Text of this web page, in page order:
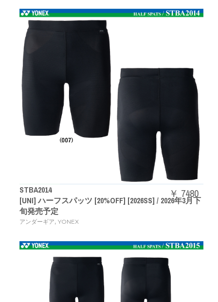
STBA2014
[UNI] ハーフスパッツ [20%OFF] [2026SS] / 2026年3月下
旬発売予定
アンダーギア, YONEX
￥ 7480